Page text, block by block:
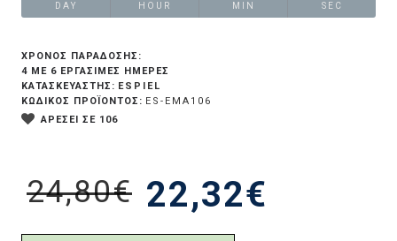
DAY HOUR MIN SEC
22,32€
24,80€
ΧΡΟΝΟΣ ΠΑΡΑΔΟΣΗΣ:
4 ΜΕ 6 ΕΡΓΆΣΙΜΕΣ ΗΜΈΡΕΣ
ΚΑΤΑΣΚΕΥΑΣΤΗΣ: ESPIEL
ΚΩΔΙΚΟΣ ΠΡΟΪΟΝΤΟΣ: ES-EMA106
ΑΡΕΣΕΙ ΣΕ 106